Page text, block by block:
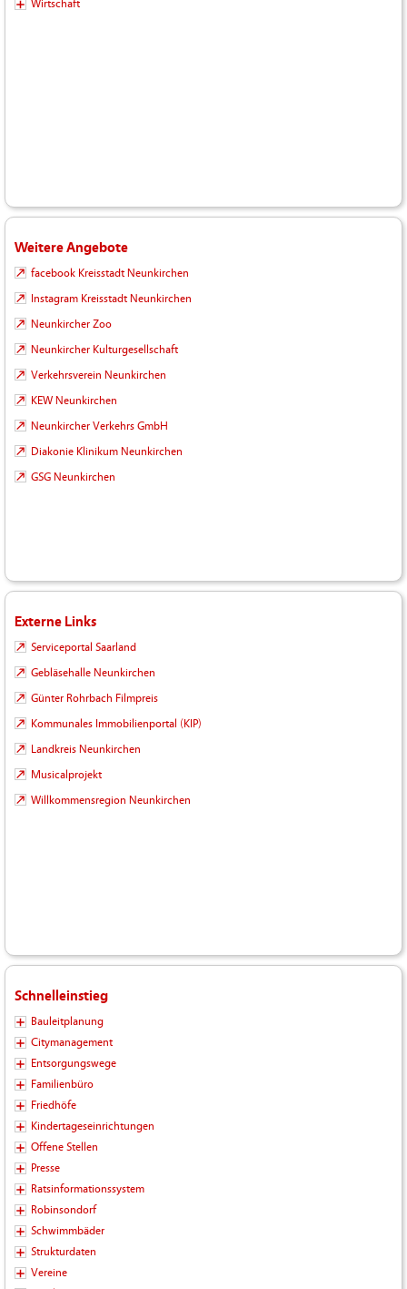
Wirtschaft
Weitere Angebote
facebook Kreisstadt Neunkirchen
Instagram Kreisstadt Neunkirchen
Neunkircher Zoo
Neunkircher Kulturgesellschaft
Verkehrsverein Neunkirchen
KEW Neunkirchen
Neunkircher Verkehrs GmbH
Diakonie Klinikum Neunkirchen
GSG Neunkirchen
Externe Links
Serviceportal Saarland
Gebläsehalle Neunkirchen
Günter Rohrbach Filmpreis
Kommunales Immobilienportal (KIP)
Landkreis Neunkirchen
Musicalprojekt
Willkommensregion Neunkirchen
Schnelleinstieg
Bauleitplanung
Citymanagement
Entsorgungswege
Familienbüro
Friedhöfe
Kindertageseinrichtungen
Offene Stellen
Presse
Ratsinformationssystem
Robinsondorf
Schwimmbäder
Strukturdaten
Vereine